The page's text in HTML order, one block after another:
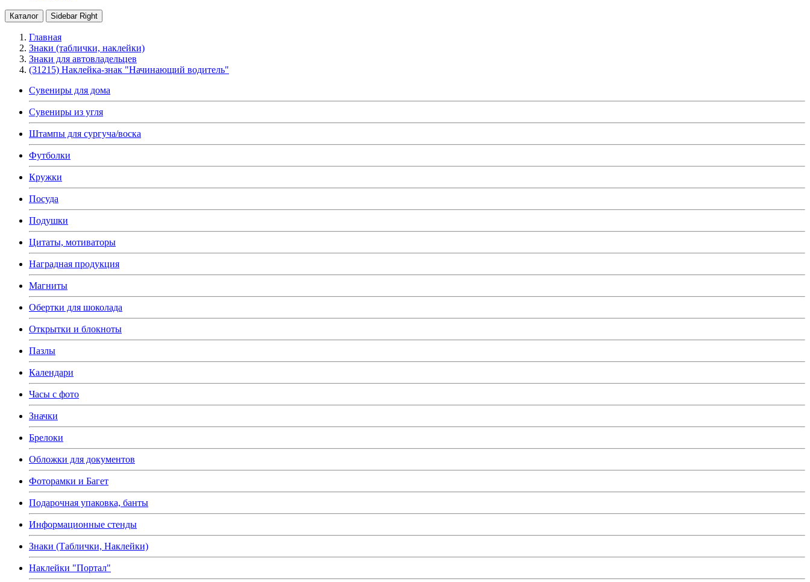
Каталог Sidebar Right
Главная
Знаки (таблички, наклейки)
Знаки для автовладельцев
(31215) Наклейка-знак "Начинающий водитель"
Сувениры для дома
Сувениры из угля
Штампы для сургуча/воска
Футболки
Кружки
Посуда
Подушки
Цитаты, мотиваторы
Наградная продукция
Магниты
Обертки для шоколада
Открытки и блокноты
Пазлы
Календари
Часы с фото
Значки
Брелоки
Обложки для документов
Фоторамки и Багет
Подарочная упаковка, банты
Информационные стенды
Знаки (Таблички, Наклейки)
Наклейки "Портал"